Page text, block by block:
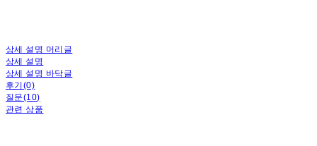
상세 설명 머리글
상세 설명
상세 설명 바닥글
후기(0)
질문(10)
관련 상품